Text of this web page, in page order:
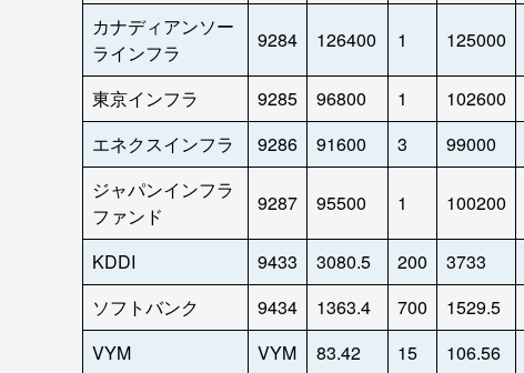
カナディアンソー
ラインフラ
9284 126400 1 125000
東京インフラ 9285 96800 1 102600
エネクスインフラ
9286 91600 3 99000
ジャパンインフラ
ファンド
9287 95500 1 100200
KDDI 9433 3080.5 200 3733
ソフトバンク
9434 1363.4 700 1529.5
VYM
VYM 83.42 15 106.56